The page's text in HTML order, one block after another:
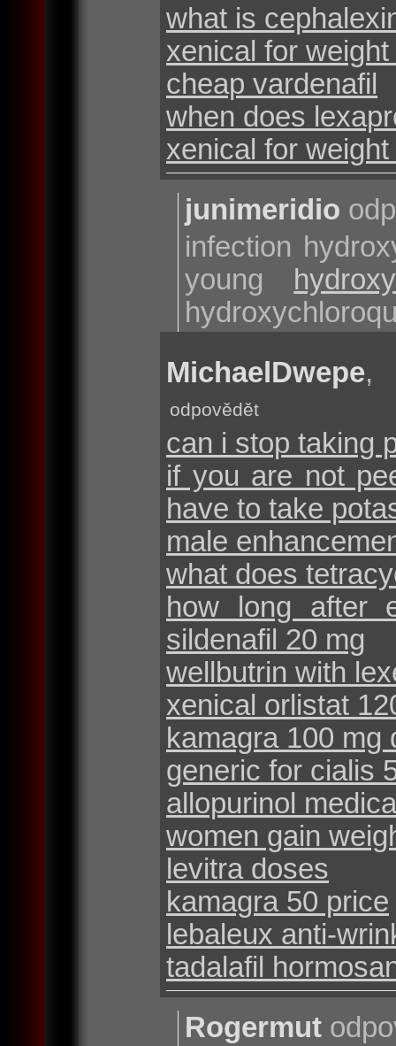
what is
xenical for
cheap vardenafil
when does
xenical for
junimeridio
infection
young
MichaelDwepe
odpovědět
can i stop taking
if you are not
have to take
male
what does
how long after
sildenafil 20 mg
wellbutrin with
xenical orlistat
kamagra 100 mg
generic for cialis
allopurinol
women gain
levitra doses
kamagra 50 price
lebaleux anti-
tadalafil
Rogermut